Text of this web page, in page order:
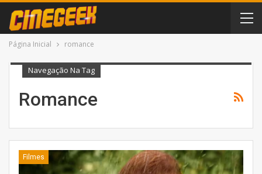
Página Inicial romance
Navegação Na Tag
Romance
Filmes